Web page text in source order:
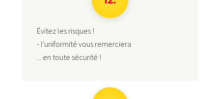
Évitez les risques !
- l'uniformité vous remerciera
... en toute sécurité !